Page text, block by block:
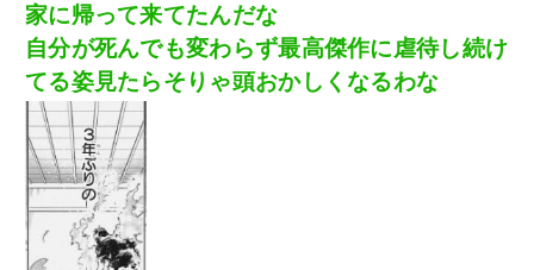
家に帰って来てたんだな
自分が死んでも変わらず最高傑作に虐待し続け
てる姿見たらそりゃ頭おかしくなるわな